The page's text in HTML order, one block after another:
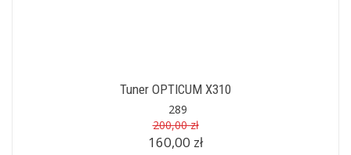
Tuner OPTICUM X310
289
200,00 zł
160,00 zł